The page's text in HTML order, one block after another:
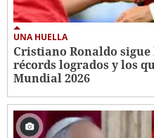
UNA HUELLA
Cristiano Ronaldo
récords logrados y los
Mundial 2026